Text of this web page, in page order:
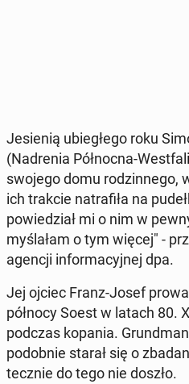
Je­sie­nią ubie­głe­go roku
(Nad­re­nia Pół­noc­na-
swojego domu ro­dzin­ne­go,
ich trakcie na­tra­fi­ła na
po­wie­dział mi o nim w
my­śla­łam o tym więcej" -
agencji in­for­ma­cyj­nej dpa.
Jej ojciec Franz-Josef
północy Soest w latach 80.
podczas kopania.
po­dob­nie starał się o
tecz­nie do tego nie doszło.